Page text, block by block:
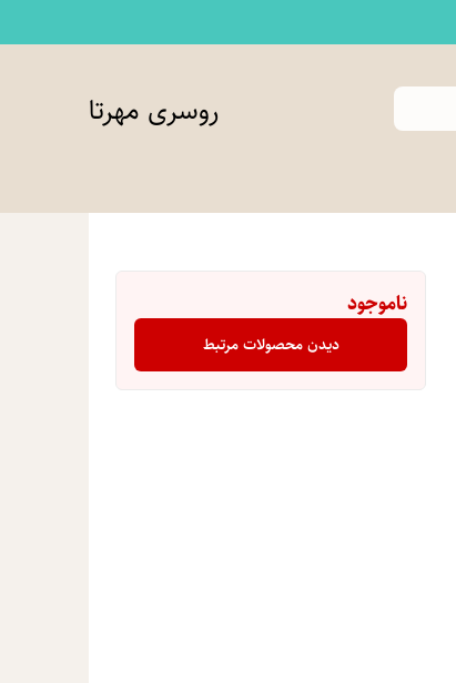
روسری مهرتا
ناموجود
دیدن محصولات مرتبط